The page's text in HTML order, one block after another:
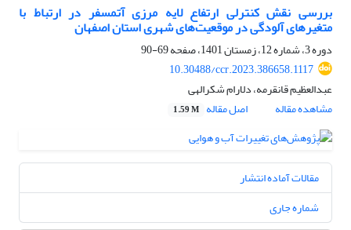
بررسی نقش کنترلی ارتفاع لایه مرزی آتمسفر در ارتباط با
متغیرهای آلودگی در موقعیت‌های شهری استان اصفهان
دوره 3، شماره 12، زمستان 1401، صفحه
69-90
10.30488/ccr.2023.386658.1117
عبدالعظیم قانقرمه، دلارام شکرالهی
مشاهده مقاله
اصل مقاله 1.59 M
مقالات آماده انتشار
شماره جاری